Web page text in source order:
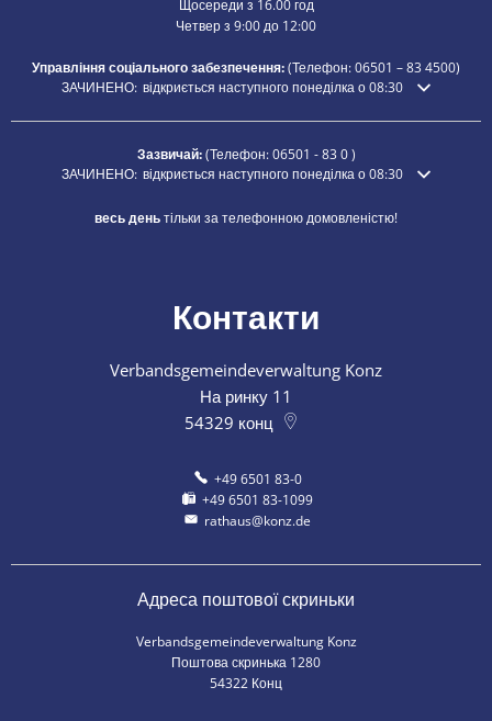
Щосереди з 16.00 год
Четвер з 9:00 до 12:00
Управління соціального забезпечення:(Телефон:06501 – 834500)
Натисніть, щоб приховати додатковий час відкриття або закриття
ЗАЧИНЕНО: відкриється наступного понеділка о 08:30
Зазвичай:(Телефон:06501 - 83 0)
Натисніть, щоб приховати додатковий час відкриття або закриття
ЗАЧИНЕНО: відкриється наступного понеділка о 08:30
весь деньтільки за телефонною домовленістю!
Контакти
Verbandsgemeindeverwaltung Konz
На ринку 11
54329 конц
+49 6501 83-0
+49 6501 83-1099
rathaus@konz.de
Адреса поштової скриньки
Verbandsgemeindeverwaltung Konz
Поштова скринька 1280
54322 Конц